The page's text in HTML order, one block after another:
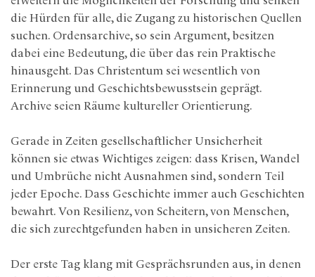
die Hürden für alle, die Zugang zu historischen Quellen
suchen. Ordensarchive, so sein Argument, besitzen
dabei eine Bedeutung, die über das rein Praktische
hinausgeht. Das Christentum sei wesentlich von
Erinnerung und Geschichtsbewusstsein geprägt.
Archive seien Räume kultureller Orientierung.
Gerade in Zeiten gesellschaftlicher Unsicherheit
können sie etwas Wichtiges zeigen: dass Krisen, Wandel
und Umbrüche nicht Ausnahmen sind, sondern Teil
jeder Epoche. Dass Geschichte immer auch Geschichten
bewahrt. Von Resilienz, von Scheitern, von Menschen,
die sich zurechtgefunden haben in unsicheren Zeiten.
Der erste Tag klang mit Gesprächsrunden aus, in denen